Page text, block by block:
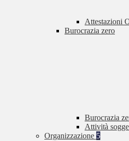
Attestazioni
Burocrazia zero
Burocrazia
Attività
Organizzazione 5